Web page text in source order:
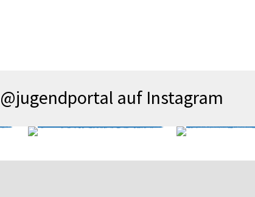
@jugendportal auf Instagram